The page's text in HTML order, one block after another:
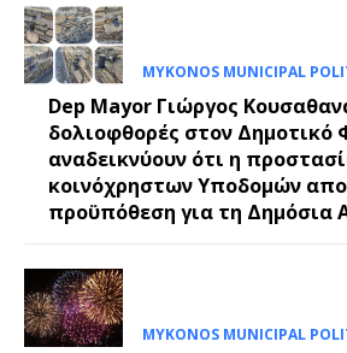
MYKONOS MUNICIPAL
Dep Mayor Γιώργος
δολιοφθορές στον Δημοτικό
αναδεικνύουν ότι η
κοινόχρηστων Υποδομών
προϋπόθεση για τη Δημόσια
MYKONOS MUNICIPAL